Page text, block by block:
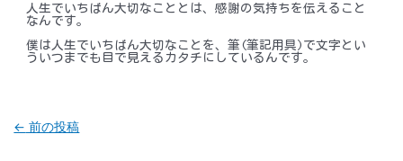
人生でいちばん大切なこととは、感謝の気持ちを伝えること
なんです。
僕は人生でいちばん大切なことを、筆(筆記用具)で文字とい
ういつまでも目で見えるカタチにしているんです。
投
← 前の投稿